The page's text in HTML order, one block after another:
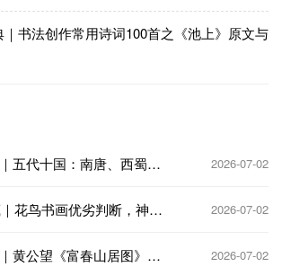
｜书法创作常用诗词100首之《池上》原文与
五代十国：南唐、西蜀偏
2026-07-02
花鸟书画优劣判断，神韵
2026-07-02
黄公望《富春山居图》：
2026-07-02